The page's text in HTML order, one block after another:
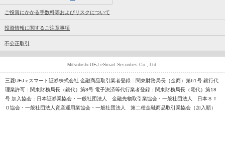
ご投資にかかる手数料等およびリスクについて
投資情報に関するご注意事項
不公正取引
三菱UFJ eスマート証券株式会社 金融商品取引業者登録：関東財務局長（金商）第61号 銀行代
理業許可：関東財務局長（銀代）第8号 電子決済等代行業者登録：関東財務局長（電代）第18
号 加入協会：日本証券業協会・一般社団法人 金融先物取引業協会・一般社団法人 日本ＳＴ
Ｏ協会・一般社団法人資産運用業協会・一般社団法人 第二種金融商品取引業協会（加入順）
Mitsubishi UFJ eSmart Securities Co., Ltd.